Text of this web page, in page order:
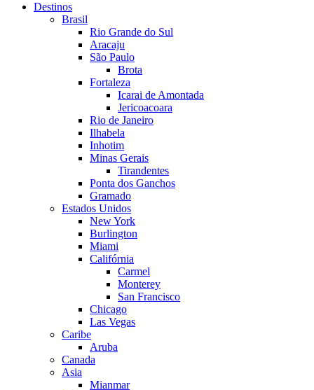
Destinos
Brasil
Rio Grande do Sul
Aracaju
São Paulo
Brota
Fortaleza
Icarai de Amontada
Jericoacoara
Rio de Janeiro
Ilhabela
Inhotim
Minas Gerais
Tirandentes
Ponta dos Ganchos
Gramado
Estados Unidos
New York
Burlington
Miami
Califórnia
Carmel
Monterey
San Francisco
Chicago
Las Vegas
Caribe
Aruba
Canada
Asia
Mianmar